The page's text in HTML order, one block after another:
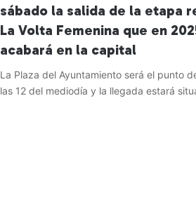
sábado la salida de la etapa
La Volta Femenina que en
acabará en la capital
La Plaza del Ayuntamiento será el punto
las 12 del mediodía y la llegada estará